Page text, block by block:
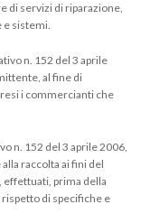
di servizi di riparazione,
e sistemi.
n. 152 del 3 aprile
al fine di
i commercianti che
n. 152 del 3 aprile 2006,
raccolta ai fini del
prima della
di specifiche e